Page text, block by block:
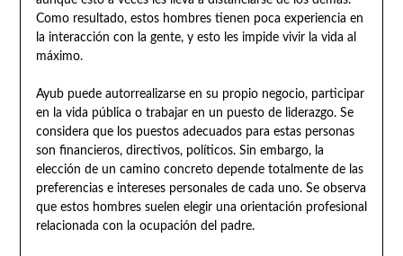
Como resultado, estos hombres tienen poca experiencia en
la interacción con la gente, y esto les impide vivir la vida al
máximo.
Ayub puede autorrealizarse en su propio negocio, participar
en la vida pública o trabajar en un puesto de liderazgo. Se
considera que los puestos adecuados para estas personas
son financieros, directivos, políticos. Sin embargo, la
elección de un camino concreto depende totalmente de las
preferencias e intereses personales de cada uno. Se observa
que estos hombres suelen elegir una orientación profesional
relacionada con la ocupación del padre.